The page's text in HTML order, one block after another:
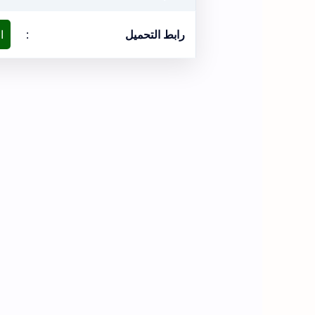
رابط التحميل :